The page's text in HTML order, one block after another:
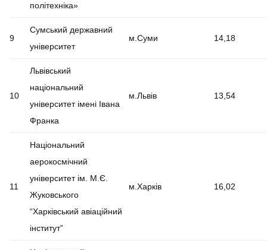
політехніка»
9
Сумський державний
університет
м.Суми 14,18
10
Львівський
національний
університет імені Івана
Франка
м.Львів 13,54
11
Національний
аерокосмічний
університет ім. М.Є.
Жуковського
“Харківський авіаційний
інститут”
м.Харків 16,02